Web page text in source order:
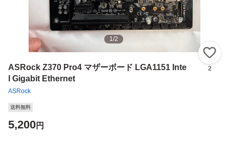
1/2
ASRock Z370 Pro4 マザーボード LGA1151 Inte
l Gigabit Ethernet
ASRock
2
送料無料
5,200円